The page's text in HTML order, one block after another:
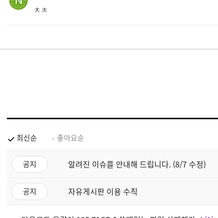
ㅊㅊ
최신순 좋아요순
공지 알려진 이슈를 안내해 드립니다. (8/7 수정)
공지 자유게시판 이용 수칙